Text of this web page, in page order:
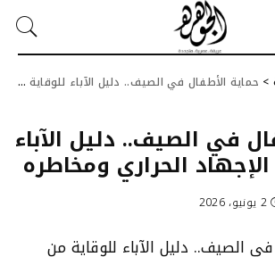
> حماية الأطفال في الصيف.. دليل الآباء للوقاية من الإجهاد الحراري ومخاطره
في الصيف.. دليل الآباء
الحراري ومخاطره
2 يونيو، 2026